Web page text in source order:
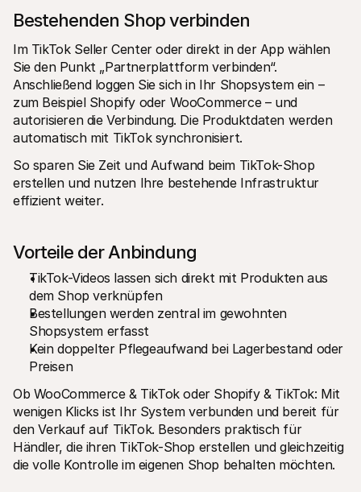
Bestehenden Shop verbinden
Im TikTok Seller Center oder direkt in der App wählen
Sie den Punkt „Partnerplattform verbinden“.
Anschließend loggen Sie sich in Ihr Shopsystem ein –
zum Beispiel Shopify oder WooCommerce – und
autorisieren die Verbindung. Die Produktdaten werden
automatisch mit TikTok synchronisiert.
So sparen Sie Zeit und Aufwand beim TikTok-Shop
erstellen und nutzen Ihre bestehende Infrastruktur
effizient weiter.
Vorteile der Anbindung
TikTok-Videos lassen sich direkt mit Produkten aus
dem Shop verknüpfen
Bestellungen werden zentral im gewohnten
Shopsystem erfasst
Kein doppelter Pflegeaufwand bei Lagerbestand oder
Preisen
Ob WooCommerce & TikTok oder Shopify & TikTok: Mit
wenigen Klicks ist Ihr System verbunden und bereit für
den Verkauf auf TikTok. Besonders praktisch für
Händler, die ihren TikTok-Shop erstellen und gleichzeitig
die volle Kontrolle im eigenen Shop behalten möchten.